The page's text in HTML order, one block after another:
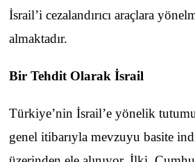
İsrail’i cezalandırıcı araçlara
almaktadır.
Bir Tehdit Olarak İsrail
Türkiye’nin İsrail’e yönelik
genel itibarıyla mevzuyu basite